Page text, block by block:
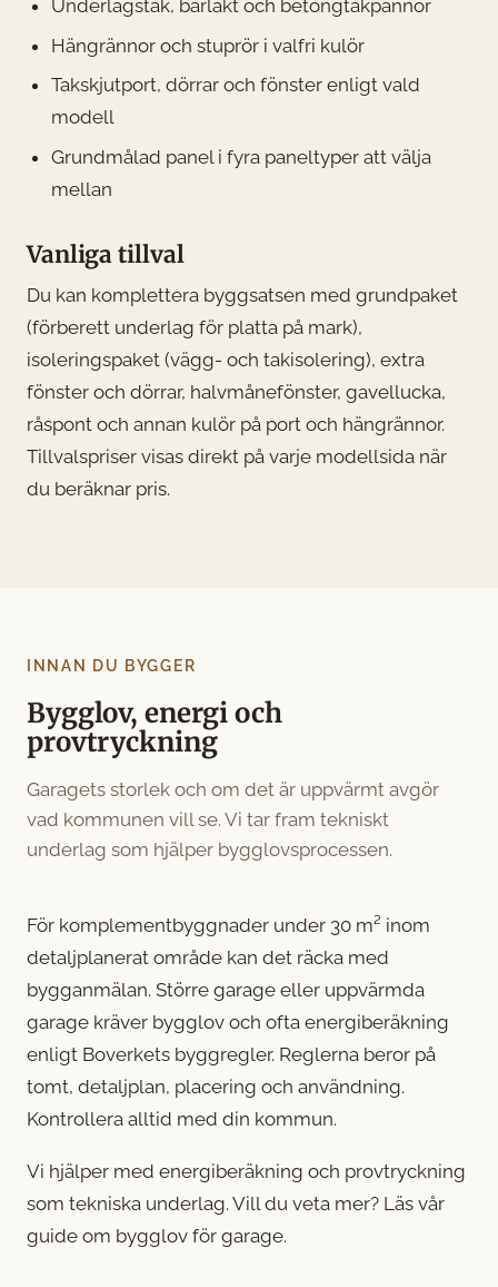
Underlagstak, bärläkt och betongtakpannor
Hängrännor och stuprör i valfri kulör
Takskjutport, dörrar och fönster enligt vald
modell
Grundmålad panel i fyra paneltyper att välja
mellan
Vanliga tillval
Du kan komplettera byggsatsen med grundpaket
(förberett underlag för platta på mark),
isoleringspaket (vägg- och takisolering), extra
fönster och dörrar, halvmånefönster, gavellucka,
råspont och annan kulör på port och hängrännor.
Tillvalspriser visas direkt på varje modellsida när
du beräknar pris.
INNAN DU BYGGER
Bygglov, energi och
provtryckning
Garagets storlek och om det är uppvärmt avgör
vad kommunen vill se. Vi tar fram tekniskt
underlag som hjälper bygglovsprocessen.
För komplementbyggnader under 30 m² inom
detaljplanerat område kan det räcka med
bygganmälan. Större garage eller uppvärmda
garage kräver bygglov och ofta energiberäkning
enligt Boverkets byggregler. Reglerna beror på
tomt, detaljplan, placering och användning.
Kontrollera alltid med din kommun.
Vi hjälper med energiberäkning och provtryckning
som tekniska underlag. Vill du veta mer? Läs vår
guide om bygglov för garage.